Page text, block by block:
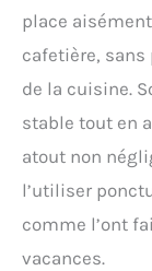
place
cafetière, sans
de la cuisine.
stable tout en
atout non
l’utiliser
comme l’ont
vacances.